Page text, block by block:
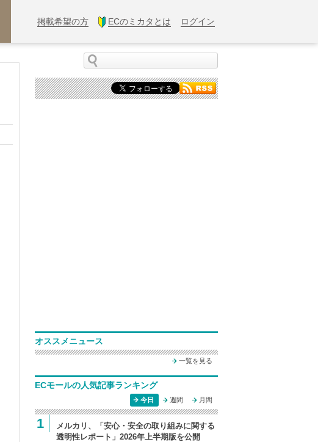
掲載希望の方 ECのミカタとは ログイン
オススメニュース
一覧を見る
ECモールの人気記事ランキング
今日 週間 月間
1
メルカリ、「安心・安全の取り組みに関する
透明性レポート」2026年上半期版を公開